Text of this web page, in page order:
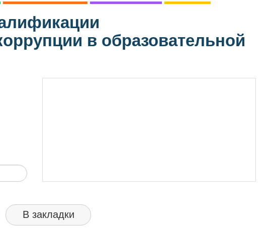
в образовательной
В закладки